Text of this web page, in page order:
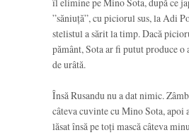
”săniuță”, cu piciorul sus, la Adi
stelistul a sărit la timp. Dacă
pământ, Sota ar fi putut produce o
de urâtă.
Însă Rusandu nu a dat nimic.
câteva cuvinte cu Mino Sota, apoi
lăsat însă pe toți mască câteva